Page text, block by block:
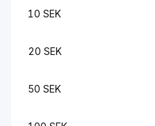
10 SEK
20 SEK
50 SEK